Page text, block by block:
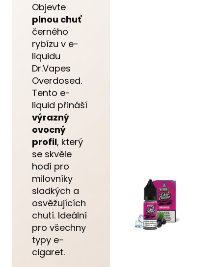
Objevte
plnou chuť
černého
rybízu v e-
liquidu
Dr.Vapes
Overdosed.
Tento e-
liquid přináší
výrazný
ovocný
profil, který
se skvěle
hodí pro
milovníky
sladkých a
osvěžujících
chutí. Ideální
pro všechny
typy e-
cigaret.